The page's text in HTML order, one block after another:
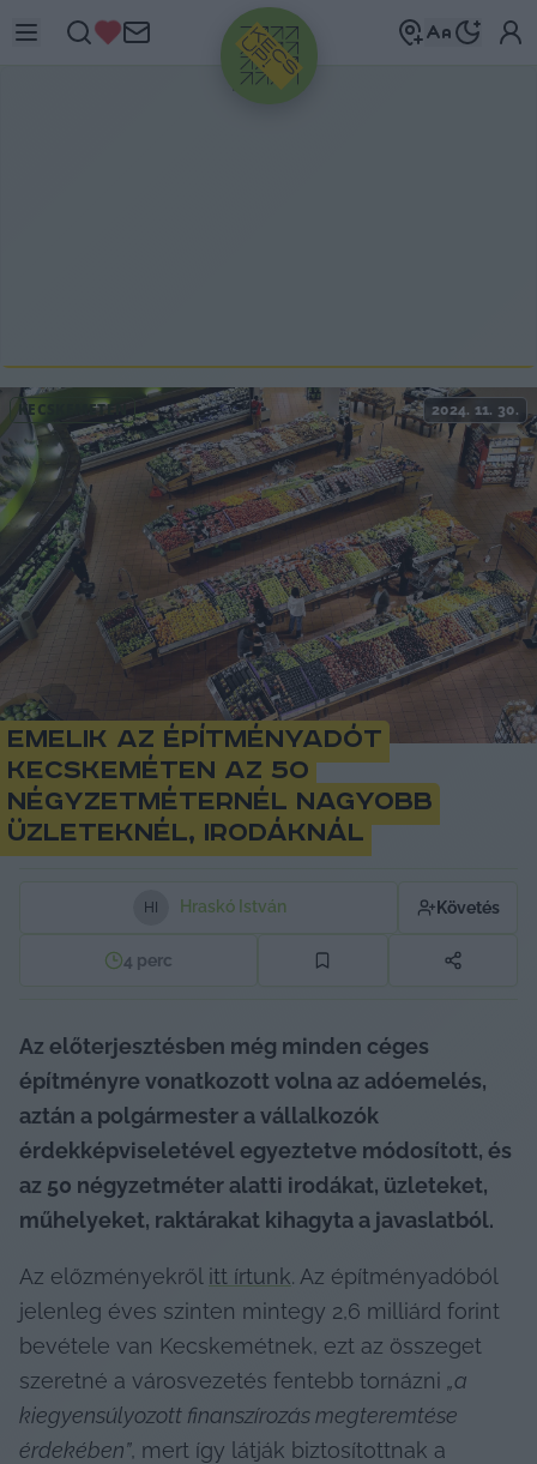
HIRDETÉS
KECSKEMÉTEN 2024. 11. 30.
Emelik az építményadót
Kecskeméten az 50
négyzetméternél nagyobb
üzleteknél, irodáknál
HI Hraskó István Követés
4 perc
Az előterjesztésben még minden céges
építményre vonatkozott volna az adóemelés,
aztán a polgármester a vállalkozók
érdekképviseletével egyeztetve módosított, és
az 50 négyzetméter alatti irodákat, üzleteket,
műhelyeket, raktárakat kihagyta a javaslatból.
Az előzményekről itt írtunk. Az építményadóból
jelenleg éves szinten mintegy 2,6 milliárd forint
bevétele van Kecskemétnek, ezt az összeget
szeretné a városvezetés fentebb tornázni „a
kiegyensúlyozott finanszírozás megteremtése
érdekében”, mert így látják biztosítottnak a